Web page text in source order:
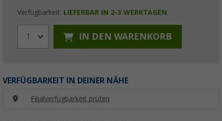
Verfügbarkeit: LIEFERBAR IN 2-3 WERKTAGEN
1 IN DEN WARENKORB
VERFÜGBARKEIT IN DEINER NÄHE
Filialverfügbarkeit prüfen